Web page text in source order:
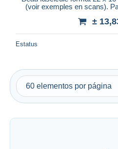
(voir exemples en scans).
±
Estatus